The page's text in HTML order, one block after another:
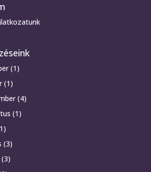
(1)
(1)
(4)
(1)
(3)